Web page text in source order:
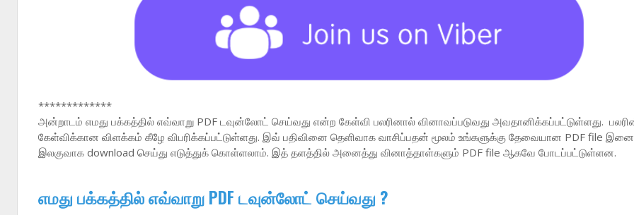
*************
அன்றாடம் எமது பக்கத்தில் எவ்வாறு PDF டவுன்லோட் செய்வது என்ற கேள்வி பலரினால் வினாவப்படுவது அவதானிக்கப்பட்டுள்ளது.
கேள்விக்கான விளக்கம் கீழே விபரிக்கப்பட்டுள்ளது. இவ் பதிவினை தெளிவாக வாசிப்பதன் மூலம் உங்களுக்கு தேவையான PDF file
இலகுவாக download செய்து எடுத்துக் கொள்ளலாம். இத் தளத்தில் அனைத்து வினாத்தாள்களும் PDF file ஆகவே போடப்பட்டுள்ளன.
எமது பக்கத்தில் எவ்வாறு PDF டவுன்லோட் செய்வது ?